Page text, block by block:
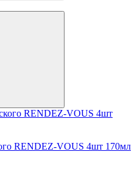
RENDEZ-VOUS 4шт 170мл